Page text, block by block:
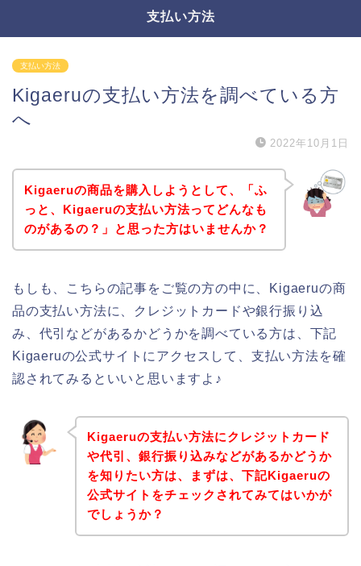
支払い方法
支払い方法
Kigaeruの支払い方法を調べている方
へ
2022年10月1日
Kigaeruの商品を購入しようとして、「ふ
っと、Kigaeruの支払い方法ってどんなも
のがあるの？」と思った方はいませんか？
もしも、こちらの記事をご覧の方の中に、Kigaeruの商
品の支払い方法に、クレジットカードや銀行振り込
み、代引などがあるかどうかを調べている方は、下記
Kigaeruの公式サイトにアクセスして、支払い方法を確
認されてみるといいと思いますよ♪
Kigaeruの支払い方法にクレジットカード
や代引、銀行振り込みなどがあるかどうか
を知りたい方は、まずは、下記Kigaeruの
公式サイトをチェックされてみてはいかが
でしょうか？